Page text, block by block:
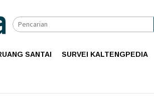
SANTAI SURVEI KALTENGPEDIA